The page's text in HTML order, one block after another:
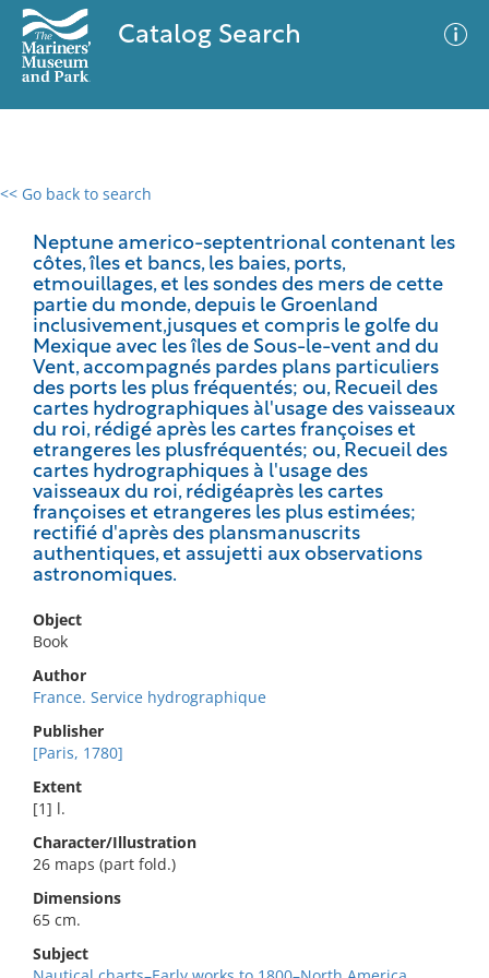
Catalog Search
<< Go back to search
Neptune americo-septentrional contenant les
côtes, îles et bancs, les baies, ports,
etmouillages, et les sondes des mers de cette
partie du monde, depuis le Groenland
inclusivement,jusques et compris le golfe du
Mexique avec les îles de Sous-le-vent and du
Vent, accompagnés pardes plans particuliers
des ports les plus fréquentés; ou, Recueil des
cartes hydrographiques àl'usage des vaisseaux
du roi, rédigé après les cartes françoises et
etrangeres les plusfréquentés; ou, Recueil des
cartes hydrographiques à l'usage des
vaisseaux du roi, rédigéaprès les cartes
françoises et etrangeres les plus estimées;
rectifié d'après des plansmanuscrits
authentiques, et assujetti aux observations
astronomiques.
Object
Book
Author
France. Service hydrographique
Publisher
[Paris, 1780]
Extent
[1] l.
Character/Illustration
26 maps (part fold.)
Dimensions
65 cm.
Subject
0 results
No results meet your criteria